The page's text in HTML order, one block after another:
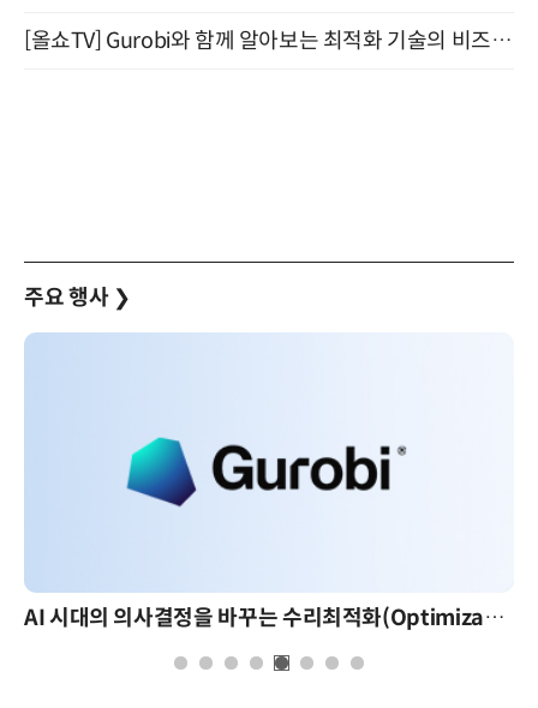
[올쇼TV] Gurobi와 함께 알아보는 최적화 기술의 비즈니스 활용 (8월 20일 생방송)
주요 행사 ❯
AI 시대의 의사결정을 바꾸는 수리최적화(Optimization): 실제 산업 적용 사례와 활용 전략